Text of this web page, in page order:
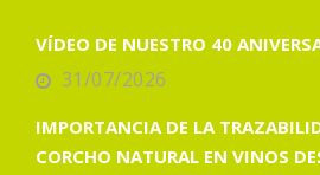
VÍDEO DE NUESTRO 40
31/07/2026
IMPORTANCIA DE LA
CORCHO NATURAL EN VINOS